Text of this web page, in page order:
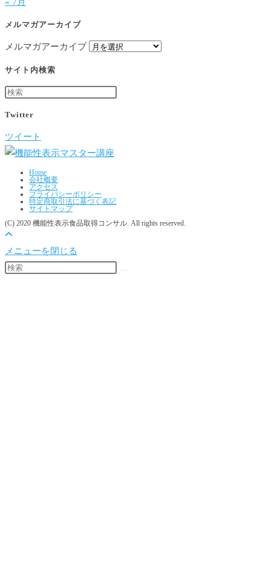
メルマガアーカイブ
メルマガアーカイブ
サイト内検索
Twitter
ツイート
Home
会社概要
アクセス
プライバシーポリシー
特定商取引法に基づく表記
サイトマップ
(C) 2020 機能性表示食品取得コンサル. All rights reserved.
メニューを閉じる